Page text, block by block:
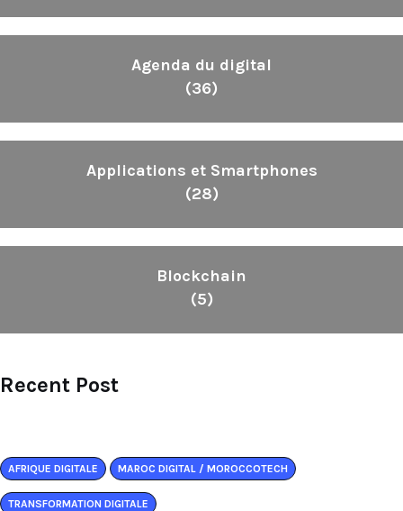
Agenda du digital
(36)
Applications et Smartphones
(28)
Blockchain
(5)
Recent Post
AFRIQUE DIGITALE MAROC DIGITAL / MOROCCOTECH
TRANSFORMATION DIGITALE